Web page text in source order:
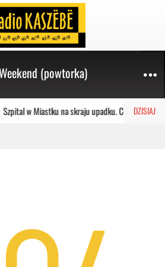
(powtorka)
DZISIAJ
Szpital w Miastku na skraju upadku. Co czeka